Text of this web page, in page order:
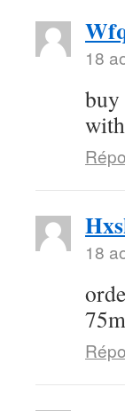
18
18